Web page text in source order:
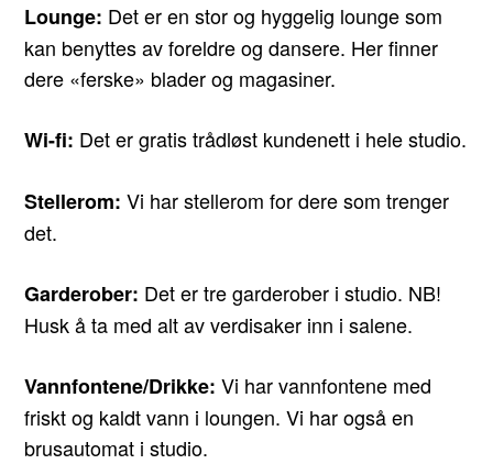
Lounge: Det er en stor og hyggelig lounge som
kan benyttes av foreldre og dansere. Her finner
dere «ferske» blader og magasiner.
Wi-fi: Det er gratis trådløst kundenett i hele studio.
Stellerom: Vi har stellerom for dere som trenger
det.
Garderober: Det er tre garderober i studio. NB!
Husk å ta med alt av verdisaker inn i salene.
Vannfontene/Drikke: Vi har vannfontene med
friskt og kaldt vann i loungen. Vi har også en
brusautomat i studio.